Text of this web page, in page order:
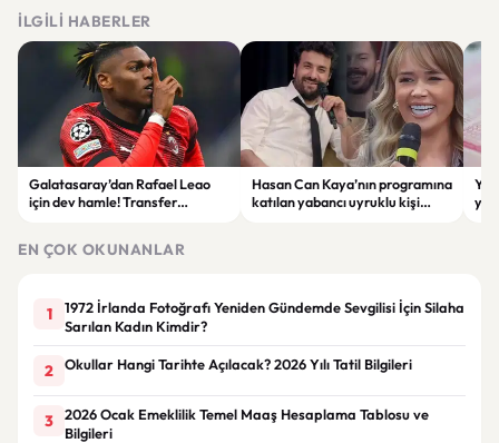
İLGILI HABERLER
Galatasaray’dan Rafael Leao
için dev hamle! Transfer
Hasan Can Kaya’nın programına
katılan yabancı uyruklu kişi
EN ÇOK OKUNANLAR
1
1972 İrlanda Fotoğrafı Yeniden Gündemde Sevgilisi İçin Silaha
Sarılan Kadın Kimdir?
2 Okullar Hangi Tarihte Açılacak? 2026 Yılı Tatil Bilgileri
3
2026 Ocak Emeklilik Temel Maaş Hesaplama Tablosu ve
Bilgileri